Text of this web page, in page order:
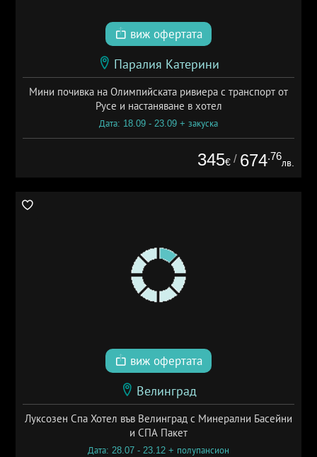
виж офертата
Паралия Катерини
Мини почивка на Олимпийската ривиера с транспорт от
Русе и настаняване в хотел
Дата: 18.09 - 23.09 + закуска
345€ / 674.76
лв.
виж офертата
Велинград
Луксозен Спа Хотел във Велинград с Минерални Басейни
и СПА Пакет
Дата: 28.07 - 23.12 + полупансион